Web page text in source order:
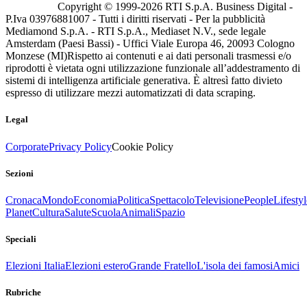
Copyright © 1999-2026 RTI S.p.A. Business Digital -
P.Iva 03976881007 - Tutti i diritti riservati - Per la pubblicità
Mediamond S.p.A. - RTI S.p.A., Mediaset N.V., sede legale
Amsterdam (Paesi Bassi) - Uffici Viale Europa 46, 20093 Cologno
Monzese (MI)Rispetto ai contenuti e ai dati personali trasmessi e/o
riprodotti è vietata ogni utilizzazione funzionale all’addestramento di
sistemi di intelligenza artificiale generativa. È altresì fatto divieto
espresso di utilizzare mezzi automatizzati di data scraping.
Legal
CorporatePrivacy PolicyCookie Policy
Sezioni
CronacaMondoEconomiaPoliticaSpettacoloTelevisionePeople
PlanetCulturaSaluteScuolaAnimaliSpazio
Speciali
Elezioni ItaliaElezioni esteroGrande FratelloL'isola dei famosiAmici
Rubriche